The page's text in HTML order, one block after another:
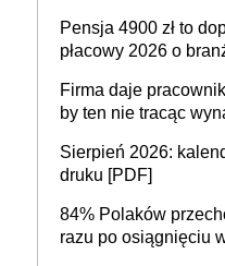
Pensja 4900 zł to
płacowy 2026 o
Firma daje
by ten nie tracąc
sprawdza
Sierpień 2026:
druku [PDF]
84% Polaków
razu po osiągnięciu